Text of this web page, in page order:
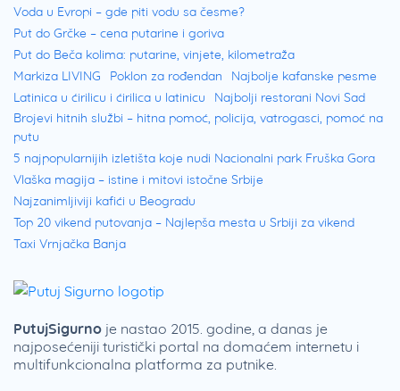
Voda u Evropi – gde piti vodu sa česme?
Put do Grčke – cena putarine i goriva
Put do Beča kolima: putarine, vinjete, kilometraža
Markiza LIVING
Poklon za rođendan
Najbolje kafanske pesme
Latinica u ćirilicu i ćirilica u latinicu
Najbolji restorani Novi Sad
Brojevi hitnih službi – hitna pomoć, policija, vatrogasci, pomoć na
putu
5 najpopularnijih izletišta koje nudi Nacionalni park Fruška Gora
Vlaška magija – istine i mitovi istočne Srbije
Najzanimljiviji kafići u Beogradu
Top 20 vikend putovanja – Najlepša mesta u Srbiji za vikend
Taxi Vrnjačka Banja
PutujSigurno je nastao 2015. godine, a danas je
najposećeniji turistički portal na domaćem internetu i
multifunkcionalna platforma za putnike.